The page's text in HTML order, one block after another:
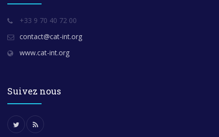
+33 9 70 40 72 00
contact@cat-int.org
www.cat-int.org
Suivez nous